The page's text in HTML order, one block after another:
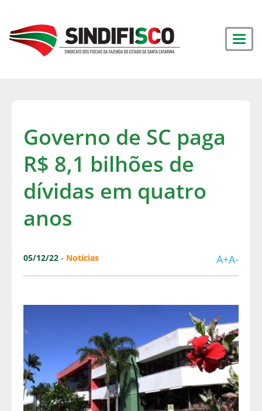
Governo de SC paga
R$ 8,1 bilhões de
dívidas em quatro
anos
05/12/22 - Notícias A+A-